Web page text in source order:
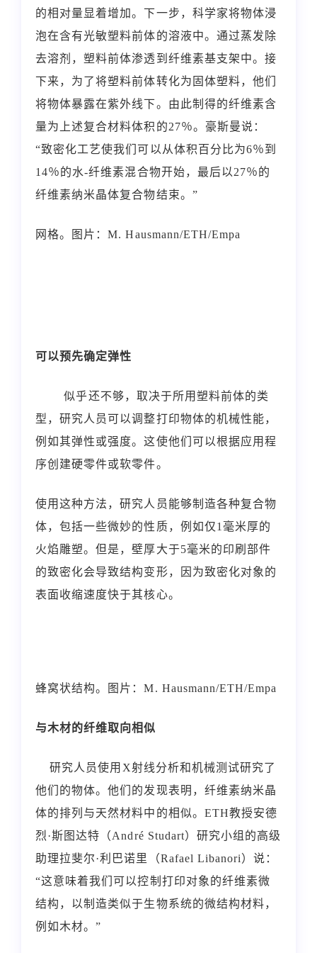
的相对量显着增加。下一步，科学家将物体浸
泡在含有光敏塑料前体的溶液中。通过蒸发除
去溶剂，塑料前体渗透到纤维素基支架中。接
下来，为了将塑料前体转化为固体塑料，他们
将物体暴露在紫外线下。由此制得的纤维素含
量为上述复合材料体积的27％。豪斯曼说：
“致密化工艺使我们可以从体积百分比为6％到
14％的水-纤维素混合物开始，最后以27％的
纤维素纳米晶体复合物结束。”
网格。图片：M. Hausmann/ETH/Empa
可以预先确定弹性
似乎还不够，取决于所用塑料前体的类
型，研究人员可以调整打印物体的机械性能，
例如其弹性或强度。这使他们可以根据应用程
序创建硬零件或软零件。
使用这种方法，研究人员能够制造各种复合物
体，包括一些微妙的性质，例如仅1毫米厚的
火焰雕塑。但是，壁厚大于5毫米的印刷部件
的致密化会导致结构变形，因为致密化对象的
表面收缩速度快于其核心。
蜂窝状结构。图片：M. Hausmann/ETH/Empa
与木材的纤维取向相似
研究人员使用X射线分析和机械测试研究了
他们的物体。他们的发现表明，纤维素纳米晶
体的排列与天然材料中的相似。ETH教授安德
烈·斯图达特（André Studart）研究小组的高级
助理拉斐尔·利巴诺里（Rafael Libanori）说：
“这意味着我们可以控制打印对象的纤维素微
结构，以制造类似于生物系统的微结构材料，
例如木材。”